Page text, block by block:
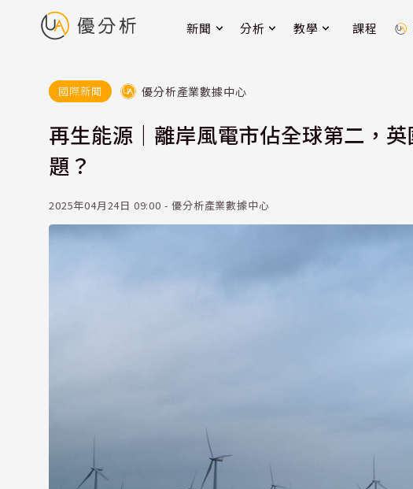
新聞 分析 教學 課程
國際新聞 優分析產業數據中心
再生能源｜離岸風電市佔全球第二，
題？
2025年04月24日 09:00 - 優分析產業數據中心